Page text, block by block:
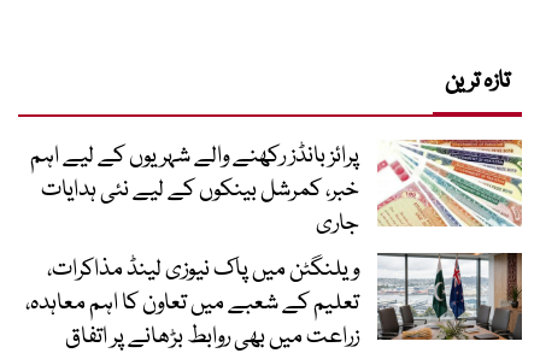
تازہ ترین
پرائز بانڈز رکھنے والے شہریوں کے لیے اہم
خبر، کمرشل بینکوں کے لیے نئی ہدایات
جاری
ویلنگٹن میں پاک نیوزی لینڈ مذاکرات،
تعلیم کے شعبے میں تعاون کا اہم معاہدہ،
زراعت میں بھی روابط بڑھانے پر اتفاق